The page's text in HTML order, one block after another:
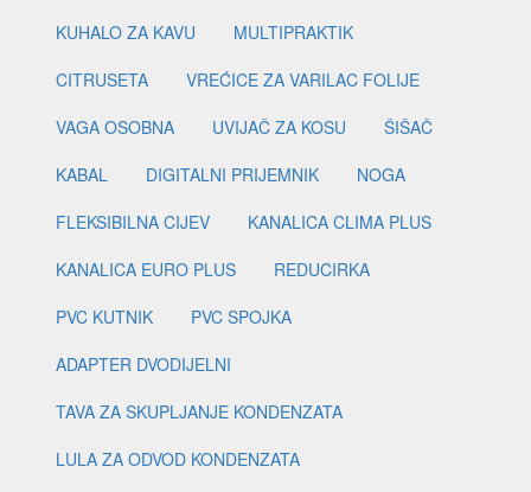
KUHALO ZA KAVU
MULTIPRAKTIK
CITRUSETA
VREĆICE ZA VARILAC FOLIJE
VAGA OSOBNA
UVIJAČ ZA KOSU
ŠIŠAČ
KABAL
DIGITALNI PRIJEMNIK
NOGA
FLEKSIBILNA CIJEV
KANALICA CLIMA PLUS
KANALICA EURO PLUS
REDUCIRKA
PVC KUTNIK
PVC SPOJKA
ADAPTER DVODIJELNI
TAVA ZA SKUPLJANJE KONDENZATA
LULA ZA ODVOD KONDENZATA